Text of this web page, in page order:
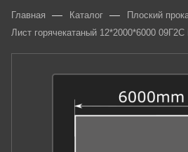
Главная — Каталог — Плоский
Лист горячекатаный 12*2000*6000